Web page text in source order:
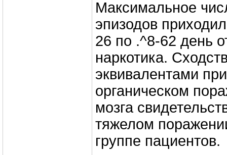
Максимальное
эпизодов
26 по .^8-62 день
наркотика.
эквивалентами
органическом
мозга
тяжелом
группе пациентов.